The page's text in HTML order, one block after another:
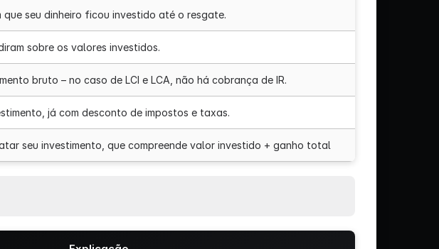
seu dinheiro ficou investido até o resgate.
sobre os valores investidos.
bruto – no caso de LCI e LCA, não há cobrança de IR.
já com desconto de impostos e taxas.
seu investimento, que compreende valor investido + ganho total